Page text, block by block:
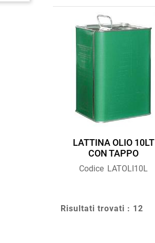
LATTINA OLIO 10LT
CON TAPPO
Codice LATOLI10L
Risultati trovati : 12